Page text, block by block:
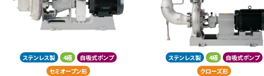
ステンレス製 4極
自吸式ポンプ
セミオープン形
ステンレス製 4極
自吸式ポンプ
クローズ形